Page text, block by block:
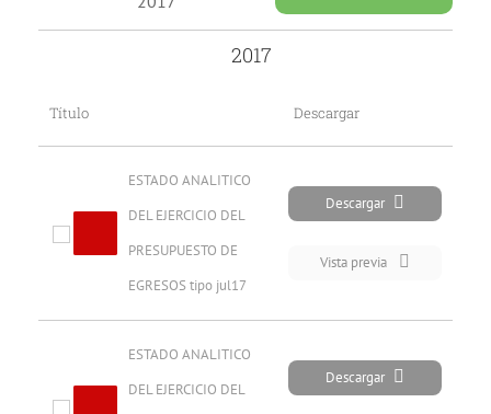
2017
Título Descargar
ESTADO ANALITICO
DEL EJERCICIO DEL
PRESUPUESTO DE
EGRESOS tipo jul17
Descargar
Vista previa
ESTADO ANALITICO
DEL EJERCICIO DEL
Descargar